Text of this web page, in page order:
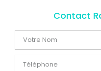
Contact